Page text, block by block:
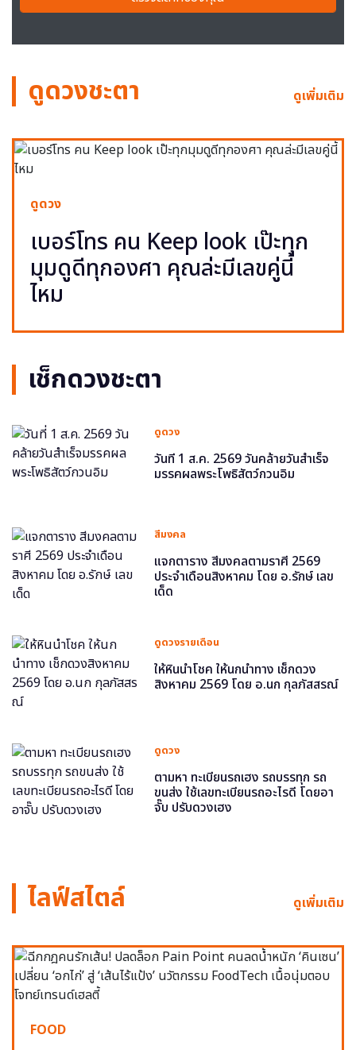
ดูดวงชะตา ดูเพิ่มเติม
ดูดวง
เบอร์โทร คน Keep look เป๊ะทุก
มุมดูดีทุกองศา คุณล่ะมีเลขคู่นี้
ไหม
เช็กดวงชะตา
ดูดวง
วันที่ 1 ส.ค. 2569 วันคล้ายวันสำเร็จ
มรรคผลพระโพธิสัตว์กวนอิม
สีมงคล
แจกตาราง สีมงคลตามราศี 2569
ประจำเดือนสิงหาคม โดย อ.รักษ์ เลข
เด็ด
ดูดวงรายเดือน
ให้หินนำโชค ให้นกนำทาง เช็กดวง
สิงหาคม 2569 โดย อ.นก กุลภัสสรณ์
ดูดวง
ตามหา ทะเบียนรถเฮง รถบรรทุก รถ
ขนส่ง ใช้เลขทะเบียนรถอะไรดี โดยอา
จั๊บ ปรับดวงเฮง
ไลฟ์สไตล์ ดูเพิ่มเติม
FOOD